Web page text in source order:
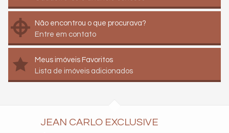
Não encontrou o que procurava?
Entre em contato
Meus imóveis Favoritos
Lista de imóveis adicionados
JEAN CARLO EXCLUSIVE